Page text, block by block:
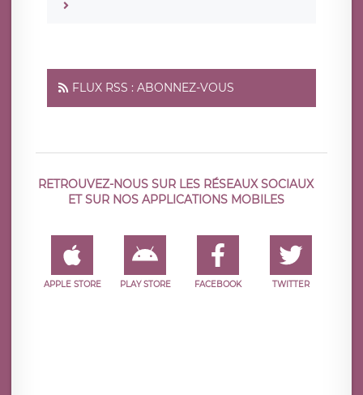
FLUX RSS : ABONNEZ-VOUS
RETROUVEZ-NOUS SUR LES RÉSEAUX SOCIAUX
ET SUR NOS APPLICATIONS MOBILES
APPLE STORE PLAY STORE FACEBOOK TWITTER